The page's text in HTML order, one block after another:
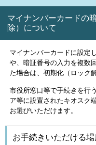
マイナンバーカードの
除）について
マイナンバーカードに設定
や、暗証番号の入力を複数
た場合は、初期化（ロック
市役所窓口等で手続きを行
ア等に設置されたキオスク
お選びいただけます。
お手続きいただける